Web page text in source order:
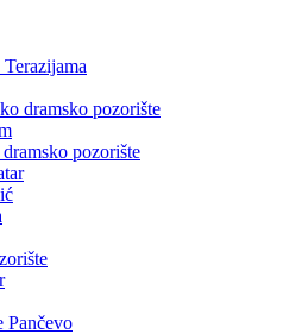
dramsko pozorište
pozorište
Pančevo